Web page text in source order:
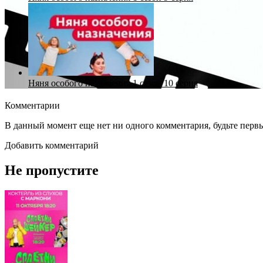
Няня особого назначения 1 сезон 10 серия
Комментарии
В данный момент еще нет ни одного комментария, будьте
Добавить комментарий
Не пропустите